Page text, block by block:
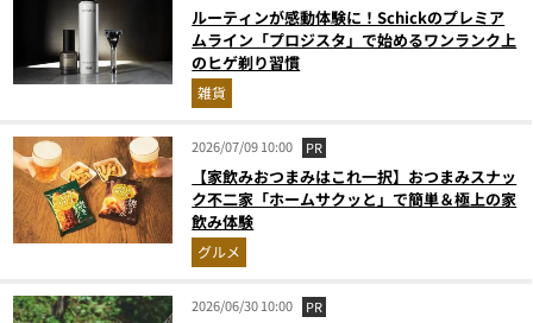
ルーティンが感動体験に！Schickのプレミア
ムライン「プロジスタ」で始めるワンランク上
のヒゲ剃り習慣
雑貨
2026/07/09 10:00 PR
【家飲みおつまみはこれ一択】おつまみスナッ
ク不二家「ホームサクッと」で簡単＆極上の家
飲み体験
グルメ
2026/06/30 10:00 PR